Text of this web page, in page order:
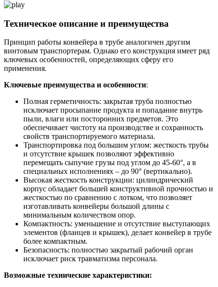
Техническое описание и преимущества
Принцип работы конвейера в трубе аналогичен другим
винтовым транспортерам. Однако его конструкция имеет ряд
ключевых особенностей, определяющих сферу его
применения.
Ключевые преимущества и особенности:
Полная герметичность: закрытая труба полностью
исключает просыпание продукта и попадание внутрь
пыли, влаги или посторонних предметов. Это
обеспечивает чистоту на производстве и сохранность
свойств транспортируемого материала.
Транспортировка под большим углом: жесткость трубы
и отсутствие крышек позволяют эффективно
перемещать сыпучие грузы под углом до 45-60°, а в
специальных исполнениях – до 90° (вертикально).
Высокая жесткость конструкции: цилиндрический
корпус обладает большей конструктивной прочностью и
жесткостью по сравнению с лотком, что позволяет
изготавливать конвейеры большой длины с
минимальным количеством опор.
Компактность: уменьшение и отсутствие выступающих
элементов (фланцев и крышек), делает конвейер в трубе
более компактным.
Безопасность: полностью закрытый рабочий орган
исключает риск травматизма персонала.
Возможные технические характеристики: